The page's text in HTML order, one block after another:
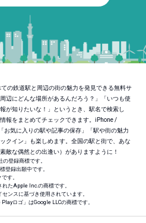
の鉄道駅と周辺の街の魅力を発見できる無料サ
辺にどんな場所があるんだろう？」「いつも使
が知りたいな！」というとき、駅名で検索し
報をまとめてチェックできます。iPhone /
気に入りの駅や記事の保存」「駅や街の魅力
クイン」も楽しめます。全国の駅と街で、あな
敵な偶然との出逢い）がありますように！
登録商標です。
登録出願中です。
す。
たApple Inc.の商標です。
ンスに基づき使用されています。
ロゴ」はGoogle LLCの商標です。